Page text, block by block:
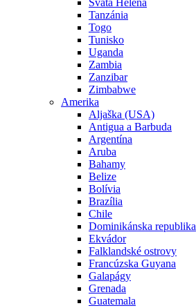
Svätá Helena
Tanzánia
Togo
Tunisko
Uganda
Zambia
Zanzibar
Zimbabwe
Amerika
Aljaška (USA)
Antigua a Barbuda
Argentína
Aruba
Bahamy
Belize
Bolívia
Brazília
Chile
Dominikánska republika
Ekvádor
Falklandské ostrovy
Francúzska Guyana
Galapágy
Grenada
Guatemala